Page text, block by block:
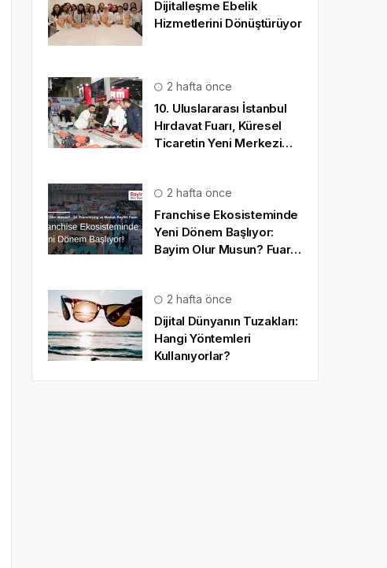
Dijitalleşme Ebelik
Hizmetlerini Dönüştürüyor
2 hafta önce
10. Uluslararası İstanbul
Hırdavat Fuarı, Küresel
Ticaretin Yeni Merkezi
2 hafta önce
Franchise Ekosisteminde
Yeni Dönem Başlıyor:
Bayim Olur Musun? Fuarı
2 hafta önce
Dijital Dünyanın Tuzakları:
Hangi Yöntemleri
Kullanıyorlar?